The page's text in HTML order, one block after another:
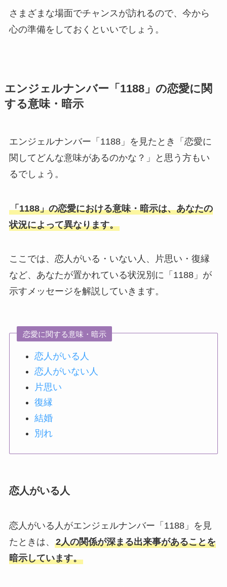
さまざまな場面でチャンスが訪れるので、今から
心の準備をしておくといいでしょう。
エンジェルナンバー「1188」の恋愛に関
する意味・暗示
エンジェルナンバー「1188」を見たとき「恋愛に
関してどんな意味があるのかな？」と思う方もい
るでしょう。
「1188」の恋愛における意味・暗示は、あなたの
状況によって異なります。
ここでは、恋人がいる・いない人、片思い・復縁
など、あなたが置かれている状況別に「1188」が
示すメッセージを解説していきます。
恋愛に関する意味・暗示
恋人がいる人
恋人がいない人
片思い
復縁
結婚
別れ
恋人がいる人
恋人がいる人がエンジェルナンバー「1188」を見
たときは、 2人の関係が深まる出来事があることを
暗示しています。